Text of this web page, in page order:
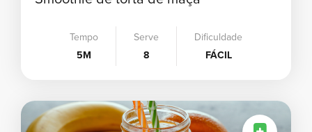
Tempo
5M
Serve
8
Dificuldade
FÁCIL